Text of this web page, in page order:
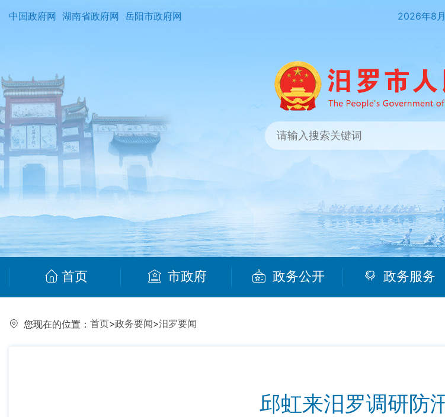
中国政府网 湖南省政府网 岳阳市政府网 2026年8
首页 市政府 政务公开 政务服务
您现在的位置： 首页>政务要闻>汨罗要闻
邱虹来汨罗调研防